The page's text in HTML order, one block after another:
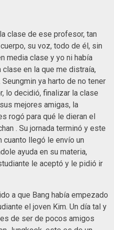
clase de ese profesor, tan
su voz, todo de él, sin
media clase y yo ni había
clase en la que me distraía,
ya harto de no tener
lo decidió, finalizar la clase
mejores amigas, la
rogó para qué le dieran el
. Su jornada terminó y este
cuanto llegó le envío un
ayuda en su materia,
le aceptó y le pidió ir
a que Bang había empezado
el joven Kim. Un día tal y
de ser de pocos amigos